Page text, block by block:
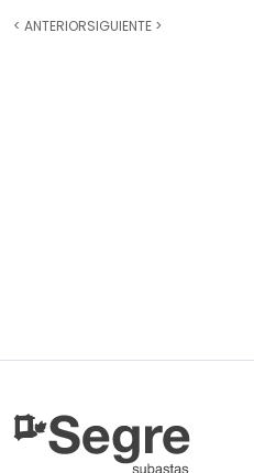
< ANTERIORSIGUIENTE >